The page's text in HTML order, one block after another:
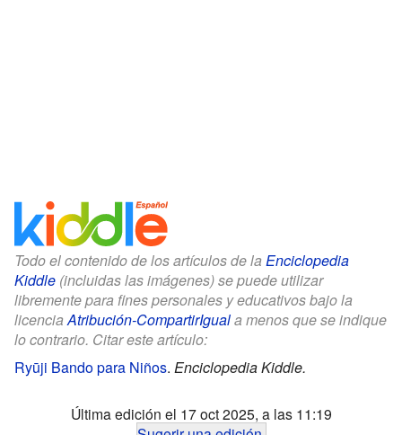
Todo el contenido de los artículos de la Enciclopedia
Kiddle (incluidas las imágenes) se puede utilizar
libremente para fines personales y educativos bajo la
licenciaAtribución-CompartirIguala menos que se indique
lo contrario. Citar este artículo:
Ryūji Bando para Niños. Enciclopedia Kiddle.
Última edición el 17 oct 2025, a las 11:19